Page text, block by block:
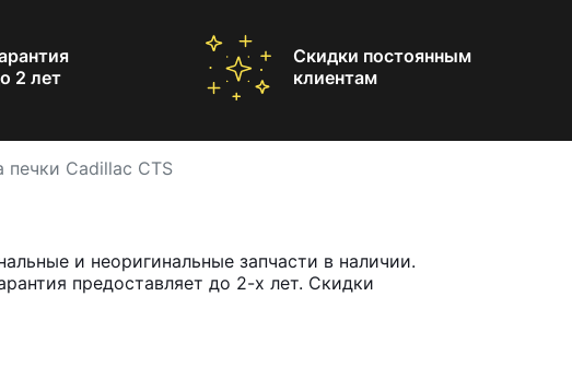
2 лет
Скидки постоянным
клиентам
печки Cadillac CTS
и неоригинальные запчасти в наличии.
предоставляет до 2-х лет. Скидки